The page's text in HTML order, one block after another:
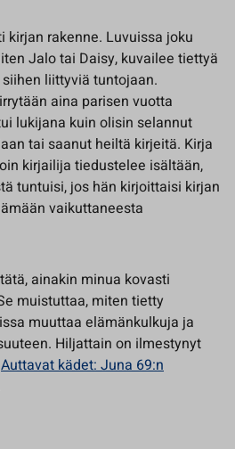
rakenne. Luvuissa joku
Jalo tai Daisy, kuvailee tiettyä
liittyviä tuntojaan.
aina parisen vuotta
lukijana kuin olisin selannut
tai saanut heiltä kirjeitä. Kirja
kirjailija tiedustelee isältään,
tuntuisi, jos hän kirjoittaisi kirjan
vaikuttaneesta
ainakin minua kovasti
muistuttaa, miten tietty
muuttaa elämänkulkuja ja
Hiljattain on ilmestynyt
Auttavat kädet: Juna 69:n